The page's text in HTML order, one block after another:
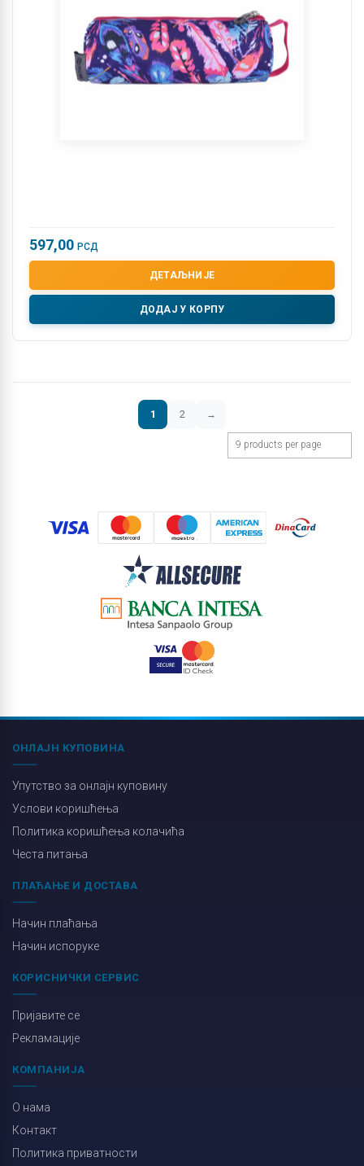
597,00 РСД
ДЕТАЉНИЈЕ
ДОДАЈ У КОРПУ
1 2 →
ОНЛАЈН КУПОВИНА
Упутство за онлајн куповину
Услови коришћења
Политика коришћења колачића
Честа питања
ПЛАЋАЊЕ И ДОСТАВА
Начин плаћања
Начин испоруке
КОРИСНИЧКИ СЕРВИС
Пријавите се
Рекламације
КОМПАНИЈА
О нама
Контакт
Политика приватности